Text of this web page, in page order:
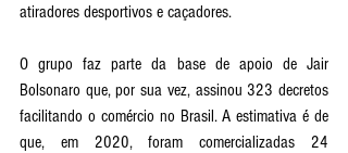
atiradores desportivos e caçadores.
O grupo faz parte da base de apoio de Jair
Bolsonaro que, por sua vez, assinou 323 decretos
facilitando o comércio no Brasil. A estimativa é de
que, em 2020, foram comercializadas 24